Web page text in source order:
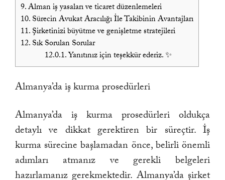
9. Alman iş yasaları ve ticaret düzenlemeleri
10. Sürecin Avukat Aracılığı İle Takibinin Avantajları
11. Şirketinizi büyütme ve genişletme stratejileri
12. Sık Sorulan Sorular
12.0.1. Yanıtınız için teşekkür ederiz. ✨
Almanya’da iş kurma prosedürleri
Almanya’da iş kurma prosedürleri oldukça
detaylı ve dikkat gerektiren bir süreçtir. İş
kurma sürecine başlamadan önce, belirli önemli
adımları atmanız ve gerekli belgeleri
hazırlamanız gerekmektedir. Almanya’da şirket